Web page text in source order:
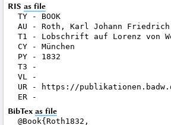
RIS as file
TY - BOOK
AU - Roth, Karl Johann Friedrich
T1 - Lobschrift auf Lorenz von
CY - München
PY - 1832
T3 -
VL -
UR - https://
BibTex as file
@Book{Roth1832,